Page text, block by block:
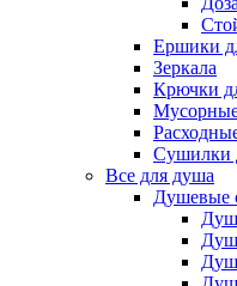
Ершики
Зеркала
Крючки
Сушилки
Все для душа
Душевые